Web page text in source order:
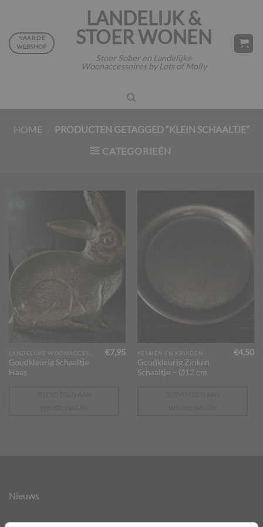
inhoud
LANDELIJK &
STOER WONEN
Stoer Sober en Landelijke
Woonaccessoires by Lots of Molly
NAAR DE
WEBSHOP
HOME
PRODUCTEN GETAGGED “KLEIN SCHAALTJE”
CATEGORIEËN
Goudkleurig Schaaltje
Haas
€7,95 KEUKEN EN KRUIDEN
Goudkleurig Zinken
Schaaltje – Ø12 cm
€4,50
Nieuws